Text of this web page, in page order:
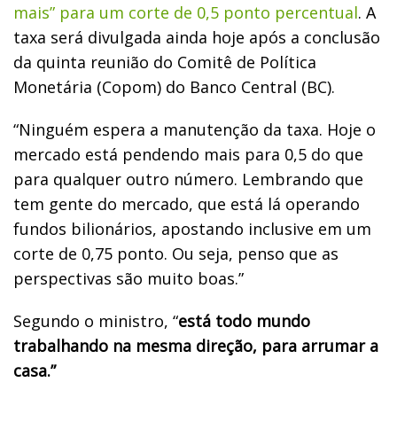
mais” para um corte de 0,5 ponto percentual. A
taxa será divulgada ainda hoje após a conclusão
da quinta reunião do Comitê de Política
Monetária (Copom) do Banco Central (BC).
“Ninguém espera a manutenção da taxa. Hoje o
mercado está pendendo mais para 0,5 do que
para qualquer outro número. Lembrando que
tem gente do mercado, que está lá operando
fundos bilionários, apostando inclusive em um
corte de 0,75 ponto. Ou seja, penso que as
perspectivas são muito boas.”
Segundo o ministro, “está todo mundo
trabalhando na mesma direção, para arrumar a
casa.”